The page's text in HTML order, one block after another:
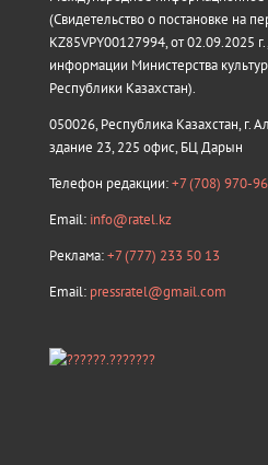
(Свидетельство о постановке на
KZ85VPY00127994, от 02.09.2025
информации Министерства
Республики Казахстан).
050026, Республика Казахстан, г.
здание 23, 225 офис, БЦ Дарын
Телефон редакции:+7 (708) 970-
Email: info@ratel.kz
Реклама:+7 (777) 233 50 13
Email: pressratel@gmail.com